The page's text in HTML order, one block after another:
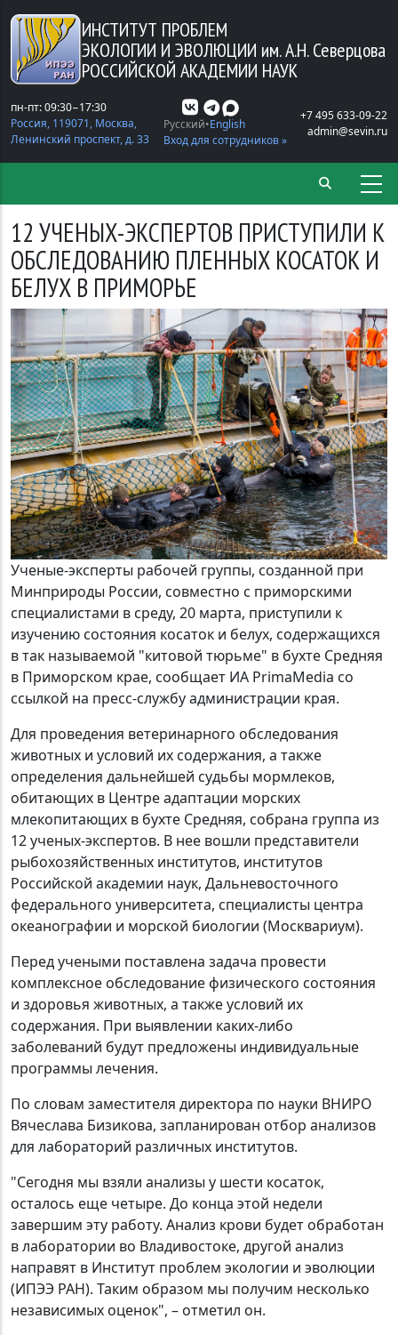
Перейти к основному содержанию
ИНСТИТУТ ПРОБЛЕМ
ЭКОЛОГИИ И ЭВОЛЮЦИИ им. А.Н. Северцова
РОССИЙСКОЙ АКАДЕМИИ НАУК
пн-пт: 09:30−17:30
Россия, 119071, Москва,
Ленинский проспект, д. 33
Русский English
Вход для сотрудников »
+7 495 633-09-22
admin@sevin.ru
12 УЧЕНЫХ-ЭКСПЕРТОВ ПРИСТУПИЛИ К
ОБСЛЕДОВАНИЮ ПЛЕННЫХ КОСАТОК И
БЕЛУХ В ПРИМОРЬЕ
Ученые-эксперты рабочей группы, созданной при
Минприроды России, совместно с приморскими
специалистами в среду, 20 марта, приступили к
изучению состояния косаток и белух, содержащихся
в так называемой "китовой тюрьме" в бухте Средняя
в Приморском крае, сообщает ИА PrimaMedia со
ссылкой на пресс-службу администрации края.
Для проведения ветеринарного обследования
животных и условий их содержания, а также
определения дальнейшей судьбы мормлеков,
обитающих в Центре адаптации морских
млекопитающих в бухте Средняя, собрана группа из
12 ученых-экспертов. В нее вошли представители
рыбохозяйственных институтов, институтов
Российской академии наук, Дальневосточного
федерального университета, специалисты центра
океанографии и морской биологии (Москвариум).
Перед учеными поставлена задача провести
комплексное обследование физического состояния
и здоровья животных, а также условий их
содержания. При выявлении каких-либо
заболеваний будут предложены индивидуальные
программы лечения.
По словам заместителя директора по науки ВНИРО
Вячеслава Бизикова, запланирован отбор анализов
для лабораторий различных институтов.
"Сегодня мы взяли анализы у шести косаток,
осталось еще четыре. До конца этой недели
завершим эту работу. Анализ крови будет обработан
в лаборатории во Владивостоке, другой анализ
направят в Институт проблем экологии и эволюции
(ИПЭЭ РАН). Таким образом мы получим несколько
независимых оценок", – отметил он.